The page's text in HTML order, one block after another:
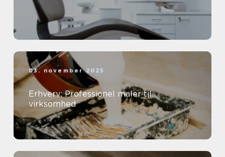
03. november 2025
Erhverv: Professionel maler til
virksomhed